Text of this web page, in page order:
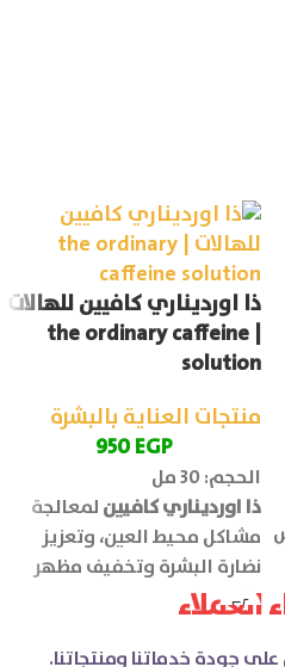
ذا اورديناري كافيين للهالات
| the ordinary caffeine
solution
منتجات العناية بالبشرة
950EGP
الحجم: 30 مل
ذا اورديناري كافيينلمعالجة
مشاكل محيط العين، وتعزيز
نضارة البشرة وتخفيف مظهر
علامات الإجهاد.
العملاء
جودة خدماتنا ومنتجاتنا.